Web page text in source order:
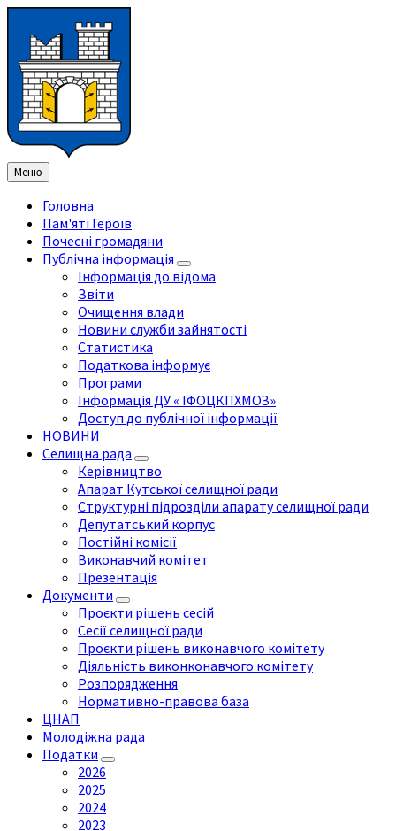
змісту
ліву
бічну
панель
праву
бічну
панель
нижнього
колонтитула
Меню
Головна
Пам'яті Героїв
Почесні громадяни
Публічна інформація
Інформація до відома
Звіти
Очищення влади
Новини служби зайнятості
Статистика
Податкова інформує
Програми
Інформація ДУ « ІФОЦКПХМОЗ»
Доступ до публічної інформації
НОВИНИ
Селищна рада
Керівництво
Апарат Кутської селищної ради
Структурні підрозділи апарату селищної ради
Депутатський корпус
Постійні комісії
Виконавчий комітет
Презентація
Документи
Проєкти рішень сесій
Сесії селищної ради
Проєкти рішень виконавчого комітету
Діяльність виконконавчого комітету
Розпорядження
Нормативно-правова база
ЦНАП
Молодіжна рада
Податки
2026
2025
2024
2023